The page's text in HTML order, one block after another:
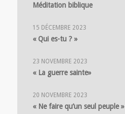
Méditation biblique
15 DÉCEMBRE 2023
« Qui es-tu ? »
23 NOVEMBRE 2023
« La guerre sainte»
20 NOVEMBRE 2023
« Ne faire qu’un seul peuple »